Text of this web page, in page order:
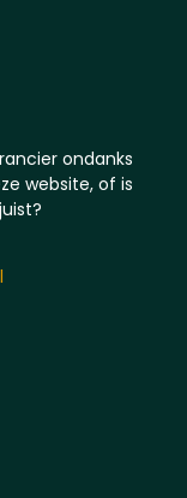
ondanks
website, of is